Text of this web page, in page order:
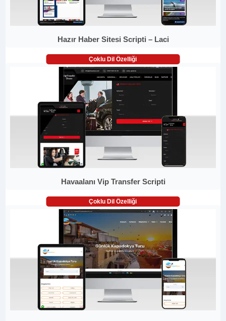
Hazır Haber Sitesi Scripti – Laci
Çoklu Dil Özelliği
Havaalanı Vip Transfer Scripti
Çoklu Dil Özelliği